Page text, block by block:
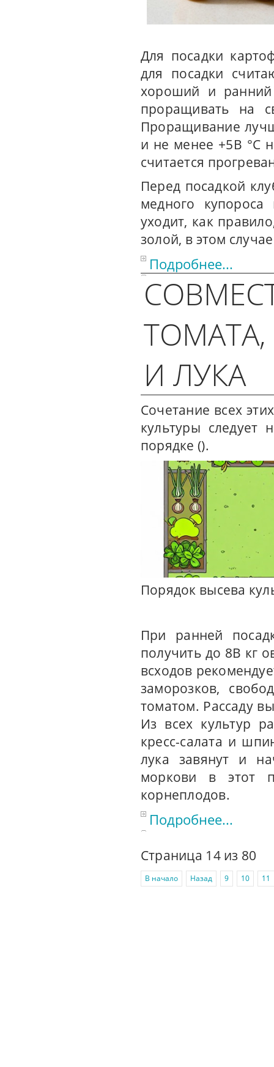
Для посадки
для посадки
хороший и ранний
проращивать на
Проращивание
и не менее +5В °C
считается
Перед посадкой
медного
уходит, как
золой, в этом
Подробнее...
И ЛУКА
Сочетание всех
культуры
порядке ().
Порядок высева
При ранней
получить до 8В кг
всходов
заморозков,
томатом. Рассаду
Из всех культур
кресс-салата и
лука завянут и
моркови в этот
корнеплодов.
Подробнее...
Страница 14 из 80
В начало Назад 9 10 11